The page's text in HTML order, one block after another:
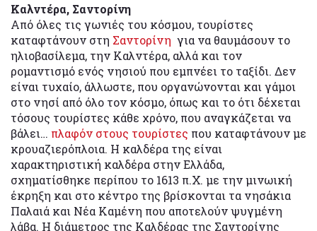
Καλντέρα, Σαντορίνη
Από όλες τις γωνιές του κόσμου, τουρίστες
καταφτάνουν στη Σαντορίνη για να θαυμάσουν το
ηλιοβασίλεμα, την Καλντέρα, αλλά και τον
ρομαντισμό ενός νησιού που εμπνέει το ταξίδι. Δεν
είναι τυχαίο, άλλωστε, που οργανώνονται και γάμοι
στο νησί από όλο τον κόσμο, όπως και το ότι δέχεται
τόσους τουρίστες κάθε χρόνο, που αναγκάζεται να
βάλει… πλαφόν στους τουρίστες που καταφτάνουν με
κρουαζιερόπλοια. Η καλδέρα της είναι
χαρακτηριστική καλδέρα στην Ελλάδα,
σχηματίσθηκε περίπου το 1613 π.Χ. με την μινωική
έκρηξη και στο κέντρο της βρίσκονται τα νησάκια
Παλαιά και Νέα Καμένη που αποτελούν ψυγμένη
λάβα. Η διάμετρος της Καλδέρας της Σαντορίνης